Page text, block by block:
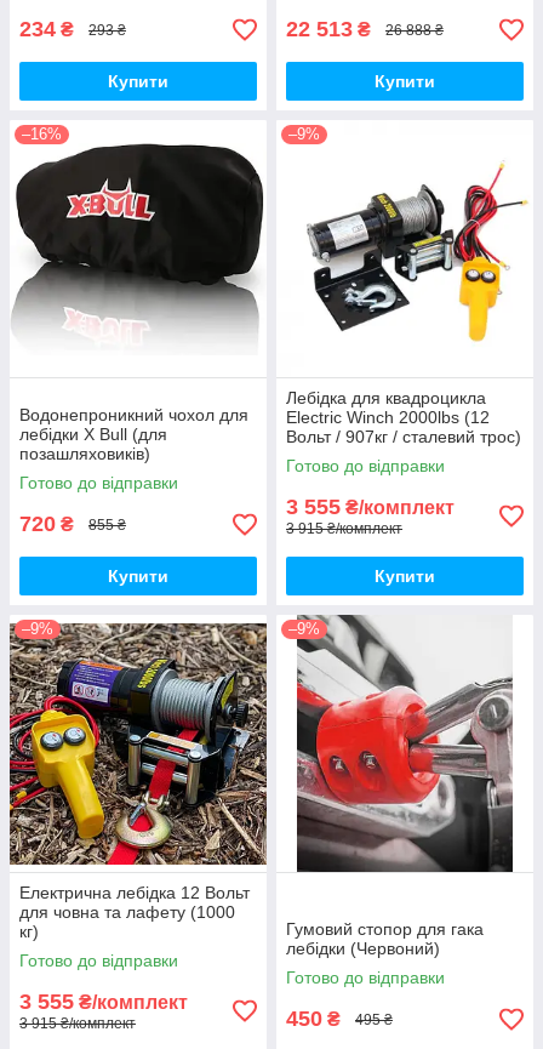
234 ₴ 293 ₴
Купити
22 513 ₴ 26 888 ₴
Купити
–16%
Водонепроникний чохол для
лебідки X Bull (для
позашляховиків)
Готово до відправки
720 ₴ 855 ₴
Купити
–9%
Лебідка для квадроцикла
Electric Winch 2000lbs (12
Вольт / 907кг / сталевий трос)
Готово до відправки
3 555 ₴/комплект
3 915 ₴/комплект
Купити
–9%
Електрична лебідка 12 Вольт
для човна та лафету (1000
кг)
Готово до відправки
3 555 ₴/комплект
3 915 ₴/комплект
–9%
Гумовий стопор для гака
лебідки (Червоний)
Готово до відправки
450 ₴ 495 ₴